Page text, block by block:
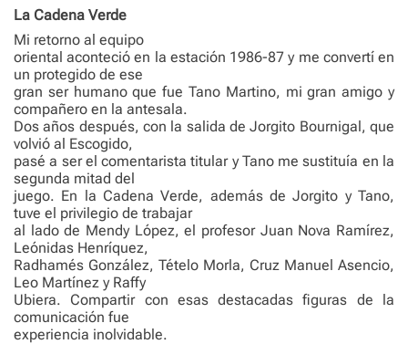
La Cadena Verde
Mi retorno al equipo
oriental aconteció en la estación 1986-87 y me convertí en
un protegido de ese
gran ser humano que fue Tano Martino, mi gran amigo y
compañero en la antesala.
Dos años después, con la salida de Jorgito Bournigal, que
volvió al Escogido,
pasé a ser el comentarista titular y Tano me sustituía en la
segunda mitad del
juego. En la Cadena Verde, además de Jorgito y Tano,
tuve el privilegio de trabajar
al lado de Mendy López, el profesor Juan Nova Ramírez,
Leónidas Henríquez,
Radhamés González, Tételo Morla, Cruz Manuel Asencio,
Leo Martínez y Raffy
Ubiera. Compartir con esas destacadas figuras de la
comunicación fue
experiencia inolvidable.